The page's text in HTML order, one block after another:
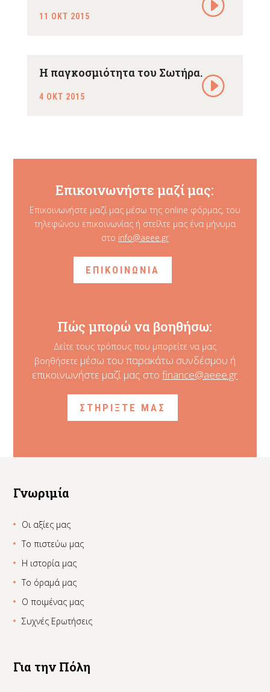
11 ΟΚΤ 2015
Η παγκοσμιότητα του Σωτήρα.
4 ΟΚΤ 2015
Επικοινωνήστε μαζί μας:
Επικοινωνήστε μαζί μας μέσω της online φόρμας, του
τηλεφώνου επικοινωνίας ή στείλτε μας ένα μήνυμα
στο info@aeee.gr
ΕΠΙΚΟΙΝΩΝΙΑ
Πώς μπορώ να βοηθήσω:
Δείτε τους τρόπους που μπορείτε να μας
βοηθήσετε μέσω του παρακάτω συνδέσμου ή
επικοινωνήστε μαζί μας στοfinance@aeee.gr
ΣΤΗΡΙΞΤΕ ΜΑΣ
Γνωριμία
Οι αξίες μας
Το πιστεύω μας
Η ιστορία μας
Το όραμά μας
Ο ποιμένας μας
Συχνές Ερωτήσεις
Για την Πόλη